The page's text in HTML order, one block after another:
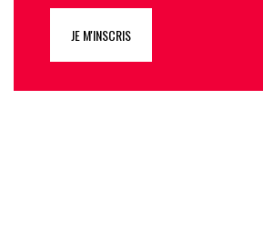
JE M'INSCRIS